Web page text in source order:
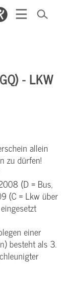
- LKW
allein
zu dürfen!
(D = Bus,
(C = Lkw über
einer
besteht als 3.